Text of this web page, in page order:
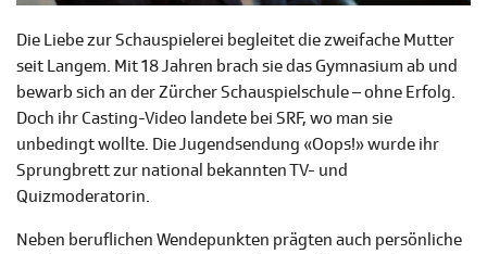
Die Liebe zur Schauspielerei begleitet die zweifache Mutter
seit Langem. Mit 18 Jahren brach sie das Gymnasium ab und
bewarb sich an der Zürcher Schauspielschule – ohne Erfolg.
Doch ihr Casting-Video landete bei SRF, wo man sie
unbedingt wollte. Die Jugendsendung «Oops!» wurde ihr
Sprungbrett zur national bekannten TV- und
Quizmoderatorin.
Neben beruflichen Wendepunkten prägten auch persönliche